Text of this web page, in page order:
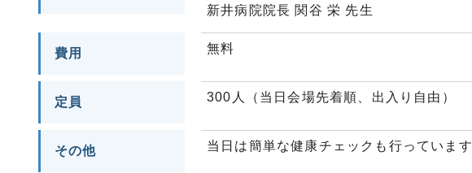
新井病院院長 関谷 栄 先生
費用 無料
定員 300人（当日会場先着順、出入り自由）
その他 当日は簡単な健康チェックも行っています